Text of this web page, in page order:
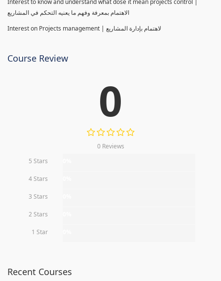
الاهتمام بمعرفة وفهم ما يعنيه التحكم في المشاريع
Interest on Projects management | لاهتمام بإدارة المشاريع
Course Review
0
0 Reviews
5 Stars
4 Stars
3 Stars
2 Stars
1 Star
Recent Courses